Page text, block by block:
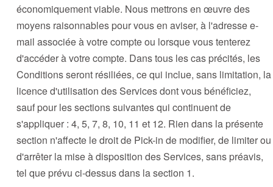
économiquement viable. Nous mettrons en œuvre des
moyens raisonnables pour vous en aviser, à l'adresse e-
mail associée à votre compte ou lorsque vous tenterez
d'accéder à votre compte. Dans tous les cas précités, les
Conditions seront résiliées, ce qui inclue, sans limitation, la
licence d'utilisation des Services dont vous bénéficiez,
sauf pour les sections suivantes qui continuent de
s'appliquer : 4, 5, 7, 8, 10, 11 et 12. Rien dans la présente
section n'affecte le droit de Pick-in de modifier, de limiter ou
d'arrêter la mise à disposition des Services, sans préavis,
tel que prévu ci-dessus dans la section 1.